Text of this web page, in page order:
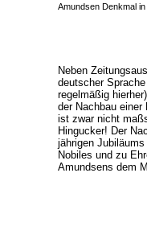
Amundsen Denkmal
Neben
deutscher
regelmäßig
der Nachbau einer
ist zwar nicht
Hingucker! Der
jährigen
Nobiles und zu
Amundsens dem